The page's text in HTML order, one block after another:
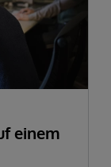
einem